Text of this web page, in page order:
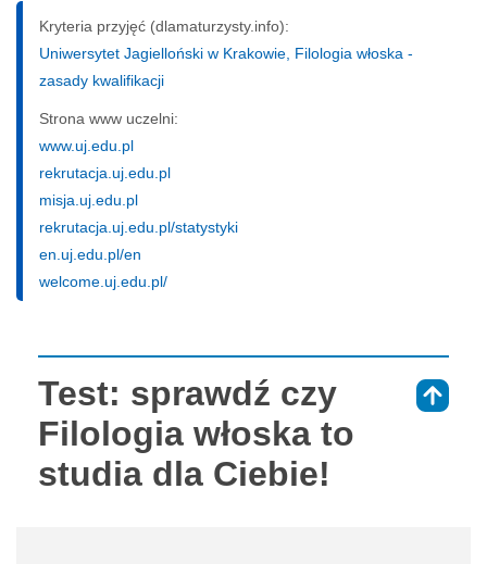
Kryteria przyjęć (dlamaturzysty.info):
Uniwersytet Jagielloński w Krakowie, Filologia włoska -
zasady kwalifikacji
Strona www uczelni:
www.uj.edu.pl
rekrutacja.uj.edu.pl
misja.uj.edu.pl
rekrutacja.uj.edu.pl/statystyki
en.uj.edu.pl/en
welcome.uj.edu.pl/
Test: sprawdź czy
Filologia włoska to
studia dla Ciebie!